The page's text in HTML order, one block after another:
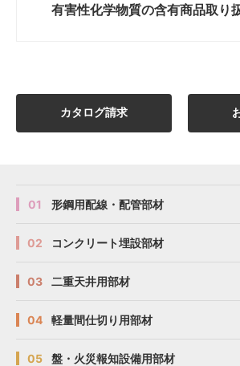
有害性化学物質の含有商品取り
カタログ請求
01 形鋼用配線・配管部材
02 コンクリート埋設部材
03 二重天井用部材
04 軽量間仕切り用部材
05 盤・火災報知設備用部材